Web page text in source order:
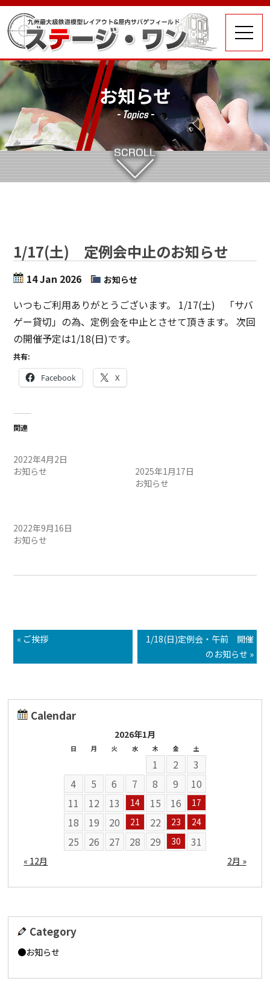
お知らせ
- Topics -
1/17(土) 定例会中止のお知らせ
14 Jan 2026 お知らせ
いつもご利用ありがとうございます。 1/17(土) 「サバ
ゲー貸切」の為、定例会を中止とさせて頂きます。 次回
の開催予定は1/18(日)です。
共有:
Facebook X
関連
2022年4月2日
お知らせ
2025年1月17日
お知らせ
2022年9月16日
お知らせ
« ご挨拶
1/18(日)定例会・午前 開催
のお知らせ »
Calendar
2026年1月
日 月 火 水 木 金 土
1 2
3
4
5 6 7 8 9
10
11
12 13 14 15 16 17
18 19 20 21 22 23 24
25 26 27 28 29 30 31
« 12月 2月 »
Category
お知らせ